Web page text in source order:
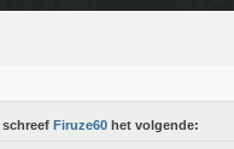
schreef Firuze60 het volgende: